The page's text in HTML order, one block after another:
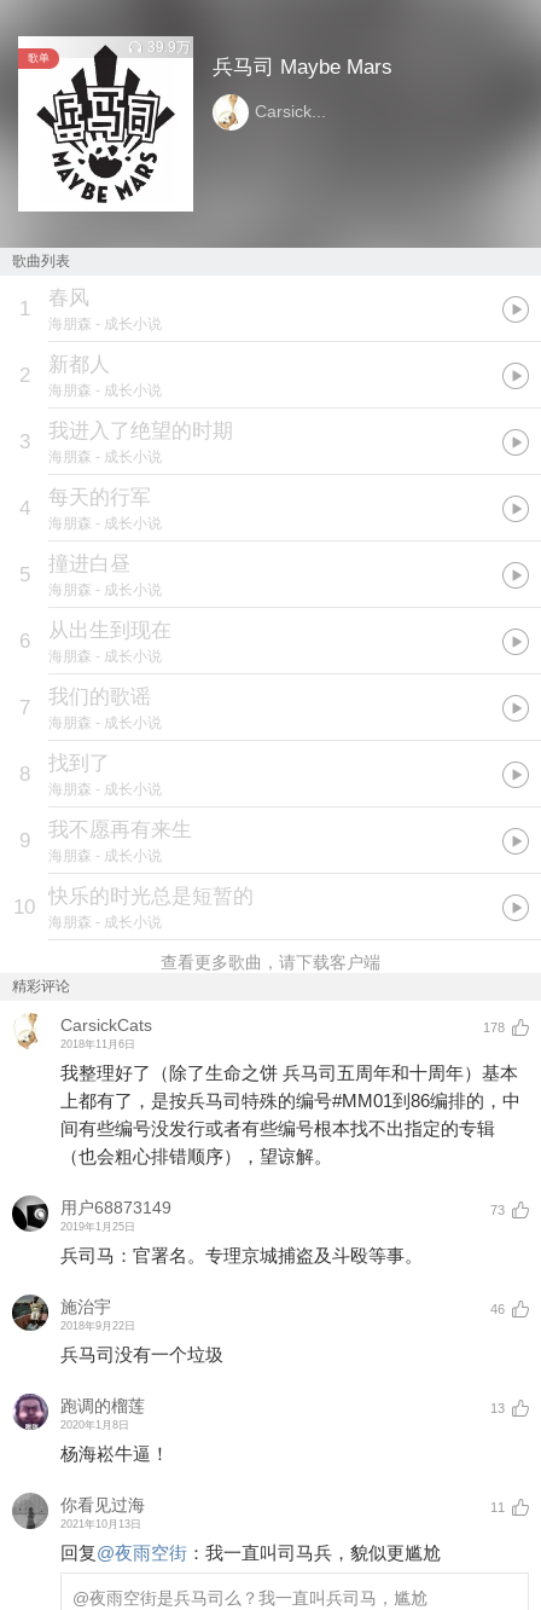
歌单
39.9万
兵马司 Maybe Mars
Carsick...
歌曲列表
1 春风
海朋森 - 成长小说
2 新都人
海朋森 - 成长小说
3 我进入了绝望的时期
海朋森 - 成长小说
4 每天的行军
海朋森 - 成长小说
5 撞进白昼
海朋森 - 成长小说
6 从出生到现在
海朋森 - 成长小说
7 我们的歌谣
海朋森 - 成长小说
8 找到了
海朋森 - 成长小说
9 我不愿再有来生
海朋森 - 成长小说
10 快乐的时光总是短暂的
海朋森 - 成长小说
查看更多歌曲，请下载客户端
精彩评论
CarsickCats
2018年11月6日
178
我整理好了（除了生命之饼 兵马司五周年和十周年）基本
上都有了，是按兵马司特殊的编号#MM01到86编排的，中
间有些编号没发行或者有些编号根本找不出指定的专辑
（也会粗心排错顺序），望谅解。
用户68873149
2019年1月25日
73
兵司马：官署名。专理京城捕盗及斗殴等事。
施治宇
2018年9月22日
46
兵马司没有一个垃圾
跑调的榴莲
2020年1月8日
13
杨海崧牛逼！
你看见过海
2021年10月13日
11
回复@夜雨空街 ： 我一直叫司马兵，貌似更尴尬
@夜雨空街是兵马司么？我一直叫兵司马，尴尬